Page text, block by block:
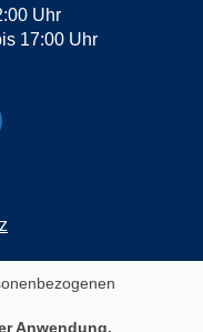
Uhr
17:00 Uhr
Anwendung,